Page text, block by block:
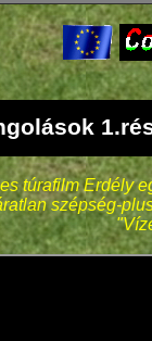
túrafilm Erdély
szépség-